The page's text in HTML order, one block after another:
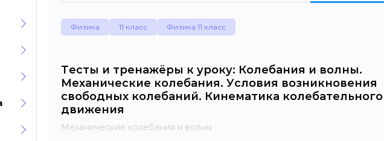
Физика 11 класс Физика 11 класс
Тесты и тренажёры к уроку: Колебания и волны.
Механические колебания. Условия возникновения
свободных колебаний. Кинематика колебательного
движения
Механические колебания и волны